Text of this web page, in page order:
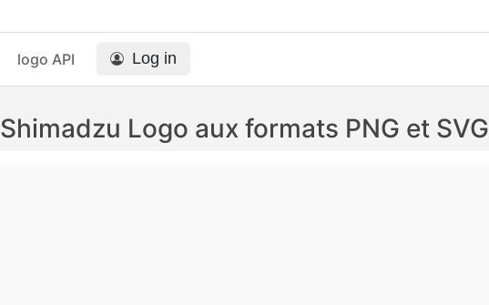
logo API Log in
Shimadzu Logo aux formats PNG et SVG